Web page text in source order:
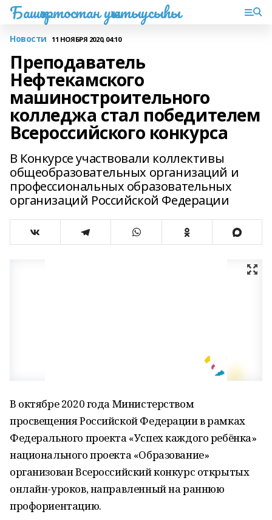
Башҡортостан уҡытыусыһы
Новости 11 НОЯБРЯ 2020, 04:10
Преподаватель
Нефтекамского
машиностроительного
колледжа стал победителем
Всероссийского конкурса
В Конкурсе участвовали коллективы
общеобразовательных организаций и
профессиональных образовательных
организаций Российской Федерации
В октябре 2020 года Министерством
просвещения Российской Федерации в рамках
Федерального проекта «Успех каждого ребёнка»
национального проекта «Образование»
организован Всероссийский конкурс открытых
онлайн-уроков, направленный на раннюю
профориентацию.